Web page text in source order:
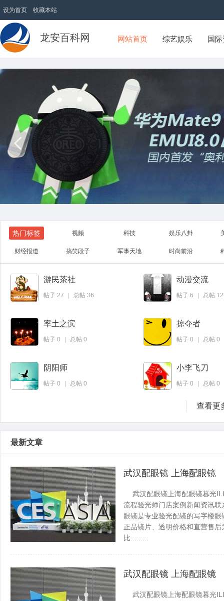
设为首页 收藏本站
龙安百科网 网站首页 综艺娱乐 国
热门标签 视频 科技 娱乐八卦
财经报道 搞笑段子 军事天地 时尚前沿
游民茶社
帖子 27 总帖 36
动漫交流
帖子 6 总帖 12
率土之滨
帖子 0 总帖 0
掠夺者
帖子 0 总帖 0
阴阳师
帖子 0 总帖 0
小李飞刀
帖子 0 总帖 0
查看更
最新文章
武汉配眼镜 上海配眼镜
武汉配眼镜上海配眼镜暮光
流程验光师门店案例新闻资讯
眼镜是专业验光配镜的写字楼
正品镜片、透明价格和直营售
比.........
武汉配眼镜 上海配眼镜
武汉配眼镜上海配眼镜暮光
QQ
微博